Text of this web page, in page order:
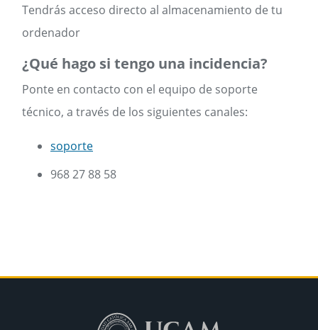
Tendrás acceso directo al almacenamiento de tu
ordenador
¿Qué hago si tengo una incidencia?
Ponte en contacto con el equipo de soporte
técnico, a través de los siguientes canales:
soporte
968 27 88 58